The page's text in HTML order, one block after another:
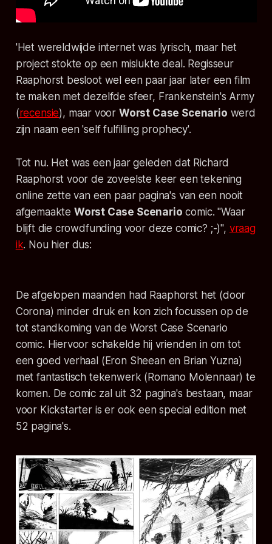
'Het wereldwijde internet was lyrisch, maar het
project stokte op een mislukte deal. Regisseur
Raaphorst besloot wel een paar jaar later een film
te maken met dezelfde sfeer, Frankenstein's Army
(recensie), maar voor Worst Case Scenario werd
zijn naam een 'self fulfilling prophecy'.
Tot nu. Het was een jaar geleden dat Richard
Raaphorst voor de zoveelste keer een tekening
online zette van een paar pagina's van een nooit
afgemaakte Worst Case Scenario comic. "Waar
blijft die crowdfunding voor deze comic? ;-)", vraag
ik. Nou hier dus:
De afgelopen maanden had Raaphorst het (door
Corona) minder druk en kon zich focussen op de
tot standkoming van de Worst Case Scenario
comic. Hiervoor schakelde hij vrienden in om tot
een goed verhaal (Eron Sheean en Brian Yuzna)
met fantastisch tekenwerk (Romano Molennaar) te
komen. De comic zal uit 32 pagina's bestaan, maar
voor Kickstarter is er ook een special edition met
52 pagina's.